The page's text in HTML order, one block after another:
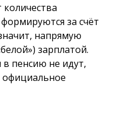
количества
за счёт
напрямую
зарплатой.
пенсию не идут,